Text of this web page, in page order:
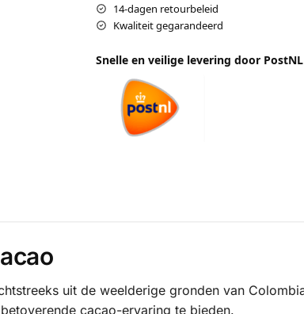
14-dagen retourbeleid
Kwaliteit gegarandeerd
Snelle en veilige levering door PostNL
uit de weelderige gronden van
cacao-ervaring te bieden.